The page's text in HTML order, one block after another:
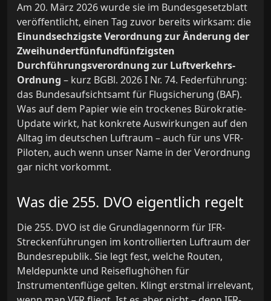
Am 20. März 2026 wurde sie im Bundesgesetzblatt
veröffentlicht, einen Tag zuvor bereits wirksam: die
Einundsechzigste Verordnung zur Änderung der
Zweihundertfünfundfünfzigsten
Durchführungsverordnung zur Luftverkehrs-
Ordnung – kurz BGBl. 2026 I Nr. 74. Federführung:
das Bundesaufsichtsamt für Flugsicherung (BAF).
Was auf dem Papier wie ein trockenes Bürokratie-
Update wirkt, hat konkrete Auswirkungen auf den
Alltag im deutschen Luftraum – auch für uns VFR-
Piloten, auch wenn unser Name in der Verordnung
gar nicht vorkommt.
Was die 255. DVO eigentlich regelt
Die 255. DVO ist die Grundlagennorm für IFR-
Streckenführungen im kontrollierten Luftraum der
Bundesrepublik. Sie legt fest, welche Routen,
Meldepunkte und Reiseflughöhen für
Instrumentenflüge gelten. Klingt erstmal irrelevant,